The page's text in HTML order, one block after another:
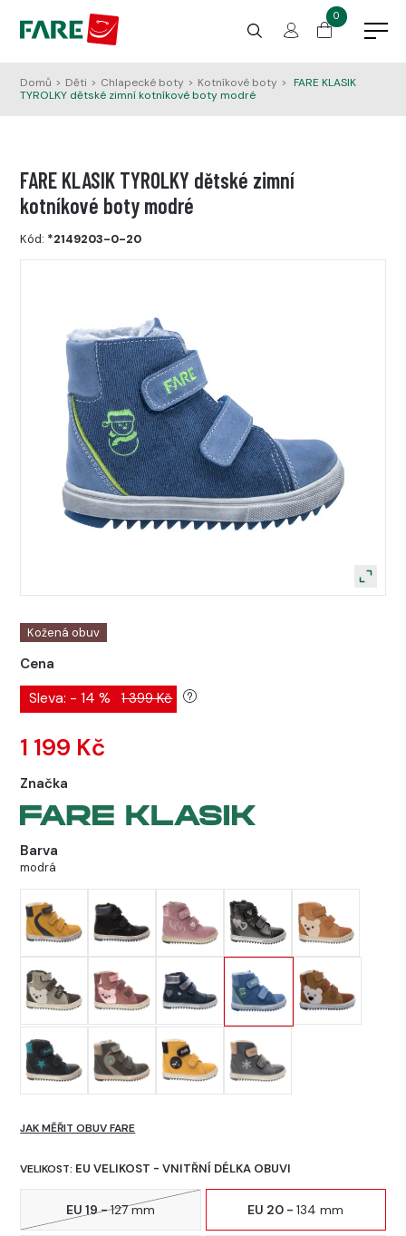
0
Domů > Děti > Chlapecké boty > Kotníkové boty > FARE KLASIK
TYROLKY dětské zimní kotníkové boty modré
FARE KLASIK TYROLKY dětské zimní
kotníkové boty modré
Kód: *2149203-0-20
Kožená obuv
Cena
Sleva: - 14 % 1 399 Kč
1 199 Kč
Značka
Barva
modrá
VELIKOST: EU VELIKOST - VNITŘNÍ DÉLKA OBUVI
JAK MĚŘIT OBUV FARE
EU 19 -127 mm EU 20 -134 mm